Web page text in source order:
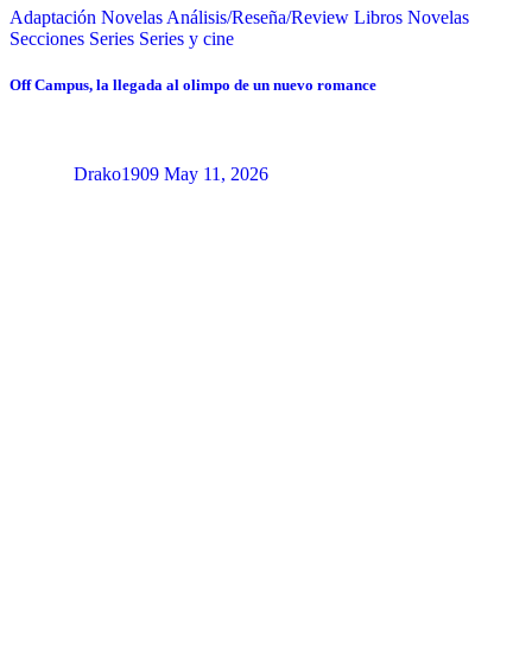
Adaptación Novelas Análisis/Reseña/Review Libros Novelas
Secciones Series Series y cine
Off Campus, la llegada al olimpo de un nuevo romance
Drako1909 May 11, 2026